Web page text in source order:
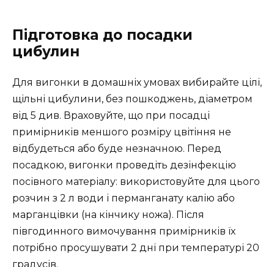
Підготовка до посадки
цибулин
Для вигонки в домашніх умовах вибирайте цілі,
щільні цибулини, без пошкоджень, діаметром
від 5 див. Враховуйте, що при посадці
примірників меншого розміру цвітіння не
відбудеться або буде незначною. Перед
посадкою, вигонки проведіть дезінфекцію
посівного матеріалу: використовуйте для цього
розчин з 2 л води і перманганату калію або
марганцівки (на кінчику ножа). Після
півгодинного вимочування примірників їх
потрібно просушувати 2 дні при температурі 20
градусів.